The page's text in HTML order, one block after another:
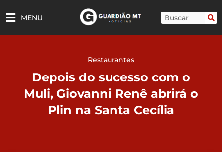
para
MENU Pesquisar
Restaurantes
Depois do sucesso com o
Muli, Giovanni Renê abrirá o
Plin na Santa Cecília